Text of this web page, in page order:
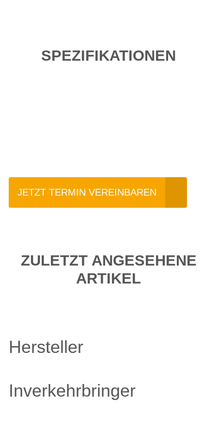
SPEZIFIKATIONEN
JETZT TERMIN VEREINBAREN
ZULETZT ANGESEHENE
ARTIKEL
Hersteller
Inverkehrbringer